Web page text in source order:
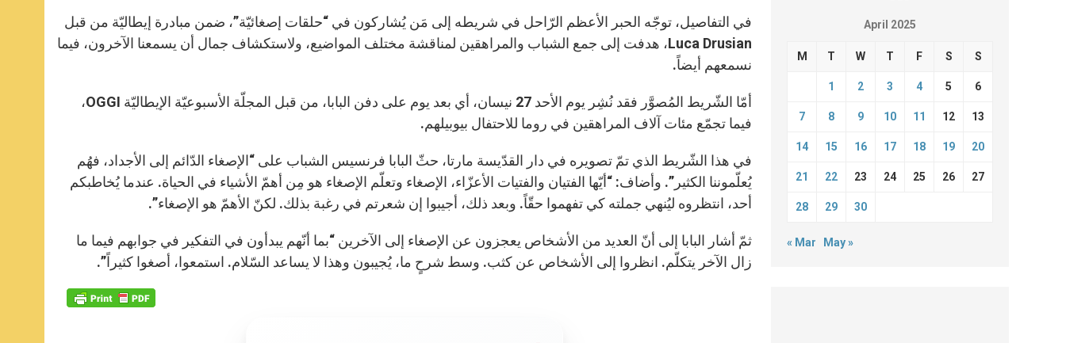
في التفاصيل، توجّه الحبر الأعظم الرّاحل في شريطه إلى مَن يُشاركون في “حلقات إصغائيّة”، ضمن مبادرة إيطاليّة من قبل
Luca Drusian، هدفت إلى جمع الشباب والمراهقين لمناقشة مختلف المواضيع، ولاستكشاف جمال أن يسمعنا الآخرون، فيما
نسمعهم أيضاً.
أمّا الشّريط المُصوَّر فقد نُشِر يوم الأحد 27 نيسان، أي بعد يوم على دفن البابا، من قبل المجلّة الأسبوعيّة الإيطاليّة OGGI،
فيما تجمّع مئات آلاف المراهقين في روما للاحتفال بيوبيلهم.
في هذا الشّريط الذي تمّ تصويره في دار القدّيسة مارتا، حثّ البابا فرنسيس الشباب على “الإصغاء الدّائم إلى الأجداد، فهُم
يُعلّموننا الكثير”. وأضاف: “أيّها الفتيان والفتيات الأعزّاء، الإصغاء وتعلّم الإصغاء هو مِن أهمّ الأشياء في الحياة. عندما يُخاطبكم
أحد، انتظروه ليُنهي جملته كي تفهموا حقّاً. وبعد ذلك، أجيبوا إن شعرتم في رغبة بذلك. لكنّ الأهمّ هو الإصغاء”.
ثمّ أشار البابا إلى أنّ العديد من الأشخاص يعجزون عن الإصغاء إلى الآخرين “بما أنّهم يبدأون في التفكير في جوابهم فيما ما
زال الآخر يتكلّم. انظروا إلى الأشخاص عن كثب. وسط شرحٍ ما، يُجيبون وهذا لا يساعد السّلام. استمعوا، أصغوا كثيراً”.
April 2025
M T W T F S S
1 2 3 4 5 6
7 8 9 10 11 12 13
14 15 16 17 18 19 20
21 22 23 24 25 26 27
28 29 30
« Mar May »